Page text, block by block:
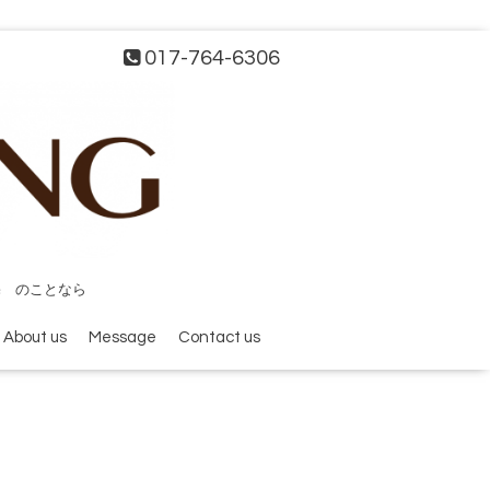
017-764-6306
のことなら
About us Message Contact us